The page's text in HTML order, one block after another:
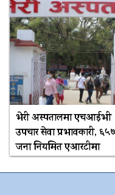
भेरी अस्पतालमा एचआईभी
उपचार सेवा प्रभावकारी, ६५७
जना नियमित एआरटीमा